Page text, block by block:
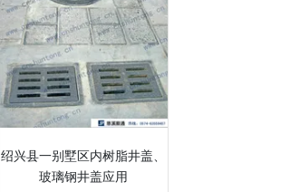
绍兴县一别墅区内树脂井盖、
玻璃钢井盖应用